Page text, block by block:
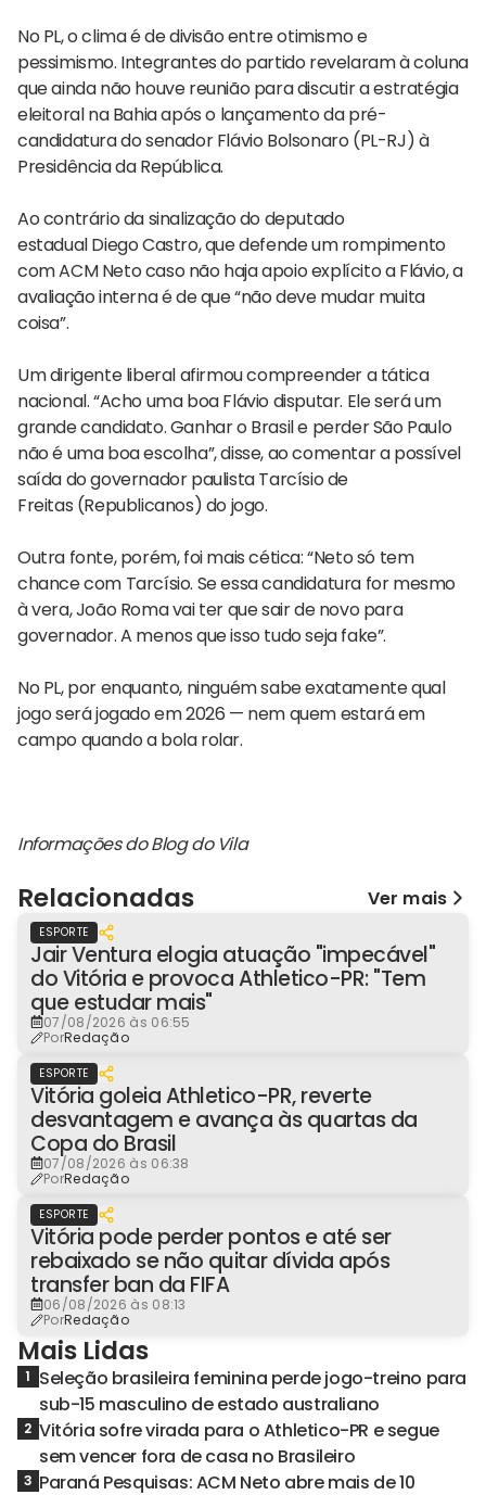
No PL, o clima é de divisão entre otimismo e
pessimismo. Integrantes do partido revelaram à coluna
que ainda não houve reunião para discutir a estratégia
eleitoral na Bahia após o lançamento da pré-
candidatura do senador Flávio Bolsonaro (PL-RJ) à
Presidência da República.
Ao contrário da sinalização do deputado
estadual Diego Castro, que defende um rompimento
com ACM Neto caso não haja apoio explícito a Flávio, a
avaliação interna é de que “não deve mudar muita
coisa”.
Um dirigente liberal afirmou compreender a tática
nacional. “Acho uma boa Flávio disputar. Ele será um
grande candidato. Ganhar o Brasil e perder São Paulo
não é uma boa escolha”, disse, ao comentar a possível
saída do governador paulista Tarcísio de
Freitas (Republicanos) do jogo.
Outra fonte, porém, foi mais cética: “Neto só tem
chance com Tarcísio. Se essa candidatura for mesmo
à vera, João Roma vai ter que sair de novo para
governador. A menos que isso tudo seja fake”.
No PL, por enquanto, ninguém sabe exatamente qual
jogo será jogado em 2026 — nem quem estará em
campo quando a bola rolar.
Informações do Blog do Vila
Relacionadas Ver mais
ESPORTE
Jair Ventura elogia atuação "impecável"
do Vitória e provoca Athletico-PR: "Tem
que estudar mais"
07/08/2026 às 06:55
PorRedação
ESPORTE
Vitória goleia Athletico-PR, reverte
desvantagem e avança às quartas da
Copa do Brasil
07/08/2026 às 06:38
PorRedação
ESPORTE
Vitória pode perder pontos e até ser
rebaixado se não quitar dívida após
transfer ban da FIFA
06/08/2026 às 08:13
PorRedação
Mais Lidas
1 Seleção brasileira feminina perde jogo-treino para
sub-15 masculino de estado australiano
2 Vitória sofre virada para o Athletico-PR e segue
sem vencer fora de casa no Brasileiro
3 Paraná Pesquisas: ACM Neto abre mais de 10